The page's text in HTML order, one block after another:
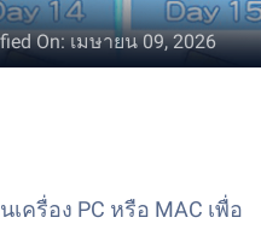
On:เมษายน 09, 2026
ครื่อง PC หรือ MAC เพื่อ